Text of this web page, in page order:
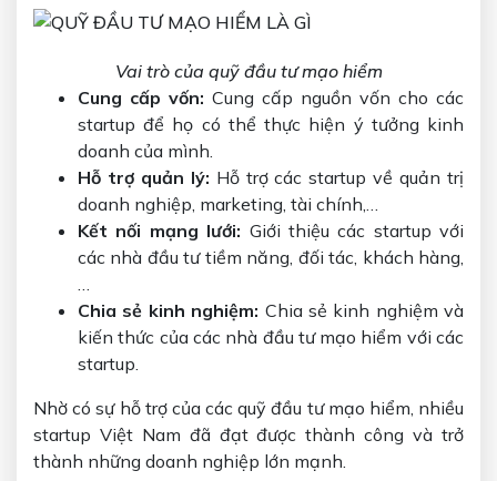
Vai trò của quỹ đầu tư mạo hiểm
Cung cấp vốn: Cung cấp nguồn vốn cho các
startup để họ có thể thực hiện ý tưởng kinh
doanh của mình.
Hỗ trợ quản lý: Hỗ trợ các startup về quản trị
doanh nghiệp, marketing, tài chính,…
Kết nối mạng lưới: Giới thiệu các startup với
các nhà đầu tư tiềm năng, đối tác, khách hàng,
…
Chia sẻ kinh nghiệm: Chia sẻ kinh nghiệm và
kiến thức của các nhà đầu tư mạo hiểm với các
startup.
Nhờ có sự hỗ trợ của các quỹ đầu tư mạo hiểm, nhiều
startup Việt Nam đã đạt được thành công và trở
thành những doanh nghiệp lớn mạnh.